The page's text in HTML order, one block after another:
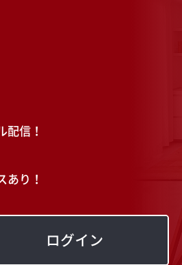
信！
り！
ログイン